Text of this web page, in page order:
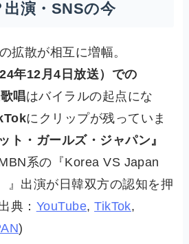
出演・SNSの今
拡散が相互に増幅。
年12月4日放送）での
唱はバイラルの起点にな
にクリップが残っていま
ト・ガールズ・ジャパン』
系の『Korea VS Japan
』出演が日韓双方の認知を押
典： YouTube,TikTok,
)